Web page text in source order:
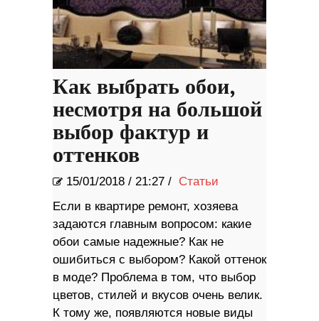
Как выбрать обои,
несмотря на большой
выбор фактур и
оттенков
15/01/2018 / 21:27 / Статьи
Если в квартире ремонт, хозяева
задаются главным вопросом: какие
обои самые надежные? Как не
ошибиться с выбором? Какой оттенок
в моде? Проблема в том, что выбор
цветов, стилей и вкусов очень велик.
К тому же, появляются новые виды